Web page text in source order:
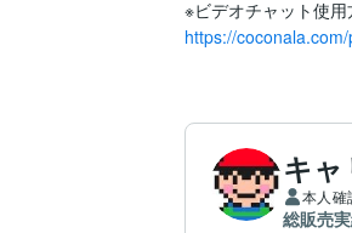
https://
キ
本人確
総販売